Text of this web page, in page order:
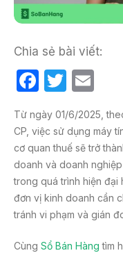
Chia sẻ bài viết:
F
c
e
b
o
o
k
T
itt
er
ail
Từ ngày 01/6/2025,
CP, việc sử dụng máy
cơ quan thuế sẽ trở
doanh và doanh
trong quá trình hiện đại
đơn vị kinh doanh cần
tránh vi phạm và gián
Cùng Sổ Bán Hàng tìm